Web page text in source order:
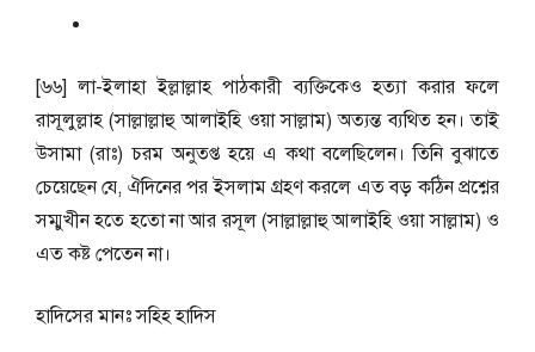
[৬৬] লা-ইলাহা ইল্লাল্লাহ পাঠকারী ব্যক্তিকেও হত্যা করার ফলে
রাসূলুল্লাহ (সাল্লাল্লাহু আলাইহি ওয়া সাল্লাম) অত্যন্ত ব্যথিত হন। তাই
উসামা (রাঃ) চরম অনুতপ্ত হয়ে এ কথা বলেছিলেন। তিনি বুঝাতে
চেয়েছেন যে, ঐদিনের পর ইসলাম গ্রহণ করলে এত বড় কঠিন প্রশ্নের
সম্মুখীন হতে হতো না আর রসূল (সাল্লাল্লাহু আলাইহি ওয়া সাল্লাম) ও
এত কষ্ট পেতেন না।
হাদিসের মানঃসহিহ হাদিস